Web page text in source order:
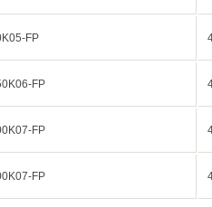
FP
FP
FP
FP